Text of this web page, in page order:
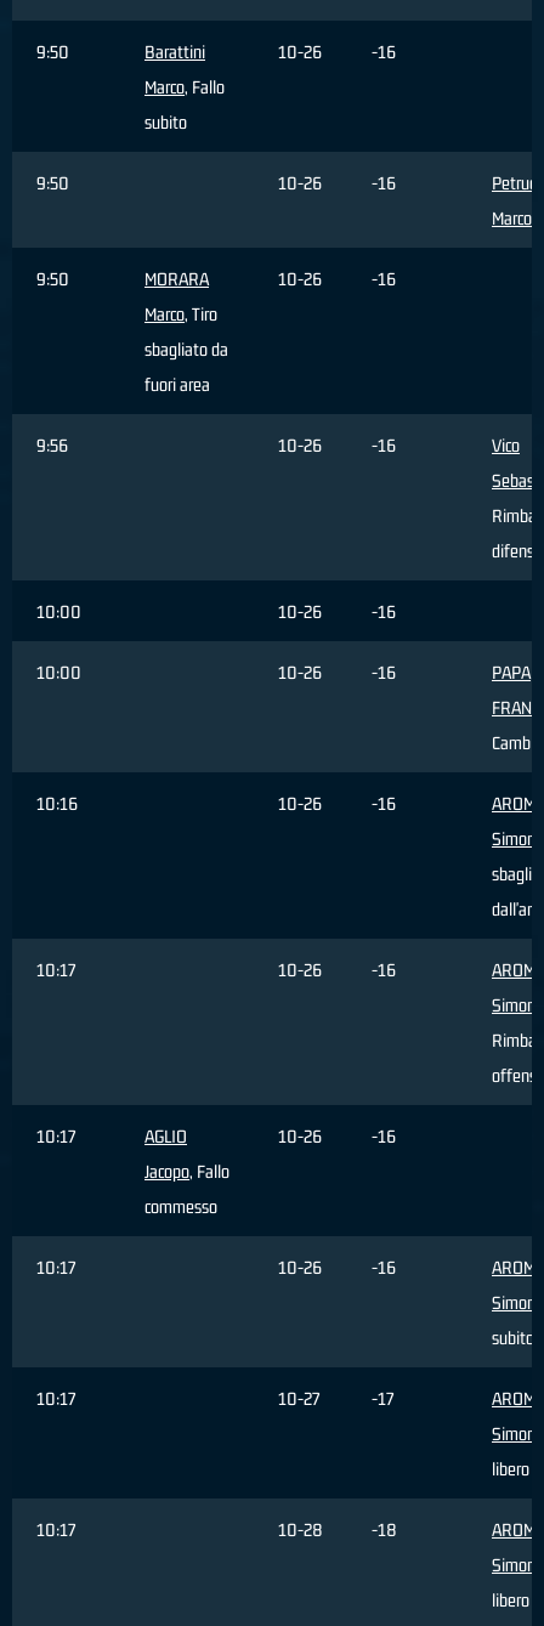
9:50
Barattini
Marco, Fallo
subito
10-26 -16
9:50 10-26 -16
Petrucci
Marco
9:50
MORARA
Marco, Tiro
sbagliato da
fuori area
10-26 -16
9:56 10-26 -16
Vico
10:00 10-26 -16
10:00 10-26 -16
PAPA
Cambio
10:16 10-26 -16
Simone
10:17 10-26 -16
Simone
10:17
AGLIO
Jacopo, Fallo
commesso
10-26 -16
10:17 10-26 -16
Simone
subito
10:17 10-27 -17
Simone
libero
10:17 10-28 -18
Simone
libero